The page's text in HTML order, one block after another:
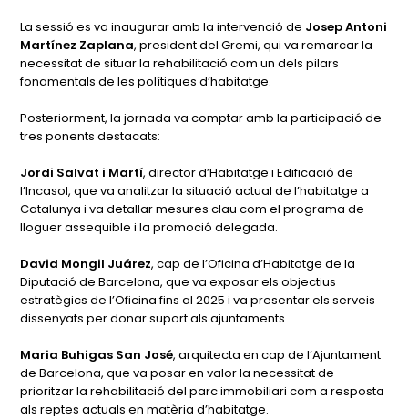
La sessió es va inaugurar amb la intervenció de Josep Antoni
Martínez Zaplana, president del Gremi, qui va remarcar la
necessitat de situar la rehabilitació com un dels pilars
fonamentals de les polítiques d’habitatge.
Posteriorment, la jornada va comptar amb la participació de
tres ponents destacats:
Jordi Salvat i Martí, director d’Habitatge i Edificació de
l’Incasol, que va analitzar la situació actual de l’habitatge a
Catalunya i va detallar mesures clau com el programa de
lloguer assequible i la promoció delegada.
David Mongil Juárez, cap de l’Oficina d’Habitatge de la
Diputació de Barcelona, que va exposar els objectius
estratègics de l’Oficina fins al 2025 i va presentar els serveis
dissenyats per donar suport als ajuntaments.
Maria Buhigas San José, arquitecta en cap de l’Ajuntament
de Barcelona, que va posar en valor la necessitat de
prioritzar la rehabilitació del parc immobiliari com a resposta
als reptes actuals en matèria d’habitatge.